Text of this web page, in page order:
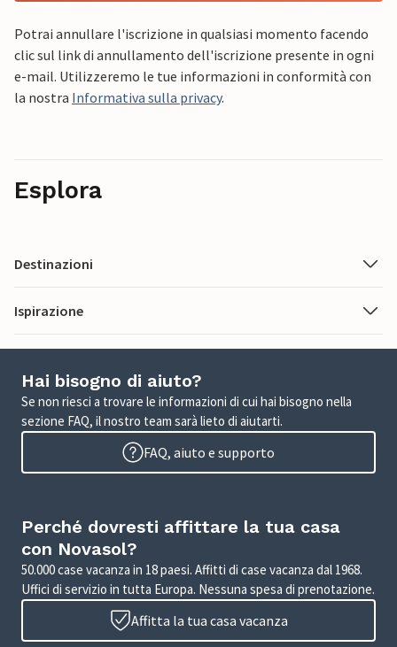
Potrai annullare l'iscrizione in qualsiasi momento facendo
clic sul link di annullamento dell'iscrizione presente in ogni
e-mail. Utilizzeremo le tue informazioni in conformità con
la nostra Informativa sulla privacy.
Esplora
Destinazioni
Ispirazione
Hai bisogno di aiuto?
Se non riesci a trovare le informazioni di cui hai bisogno nella
sezione FAQ, il nostro team sarà lieto di aiutarti.
FAQ, aiuto e supporto
Perché dovresti affittare la tua casa
con Novasol?
50.000 case vacanza in 18 paesi. Affitti di case vacanza dal 1968.
Uffici di servizio in tutta Europa. Nessuna spesa di prenotazione.
Affitta la tua casa vacanza